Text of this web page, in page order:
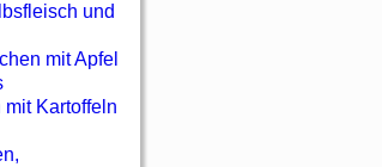
und
mit Apfel
Kartoffeln